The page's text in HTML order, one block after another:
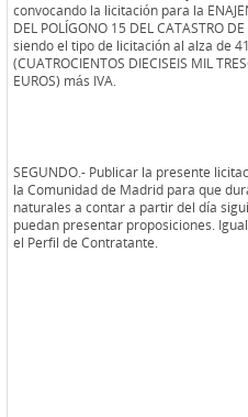
convocando la licitación para la
DEL POLÍGONO 15 DEL CATASTRO
siendo el tipo de licitación al alza de
(CUATROCIENTOS DIECISEIS MIL
EUROS) más IVA.
SEGUNDO.- Publicar la presente
la Comunidad de Madrid para que
naturales a contar a partir del día
puedan presentar proposiciones.
el Perfil de Contratante.